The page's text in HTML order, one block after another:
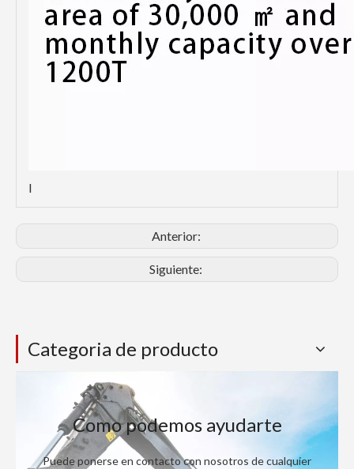
l
Anterior:
Siguiente:
Categoria de producto
Como podemos ayudarte
Puede ponerse en contacto con nosotros de cualquier